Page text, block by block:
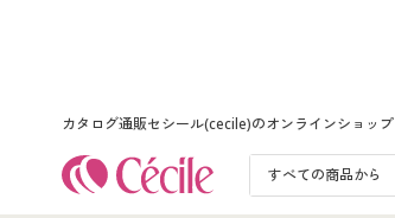
カタログ通販セシール(cecile)のオンラインショップ